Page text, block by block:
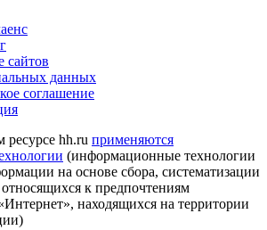
сайтов
данных
соглашение
hh.ru применяются
(информационные технологии
на основе сбора, систематизации
к предпочтениям
находящихся на территории